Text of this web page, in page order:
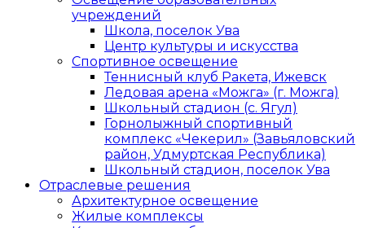
учреждений
Школа, поселок Ува
Центр культуры и искусства
Спортивное освещение
Теннисный клуб Ракета, Ижевск
Ледовая арена «Можга» (г. Можга)
Школьный стадион (с. Ягул)
Горнолыжный спортивный
комплекс «Чекерил» (Завьяловский
район, Удмуртская Республика)
Школьный стадион, поселок Ува
Отраслевые решения
Архитектурное освещение
Жилые комплексы